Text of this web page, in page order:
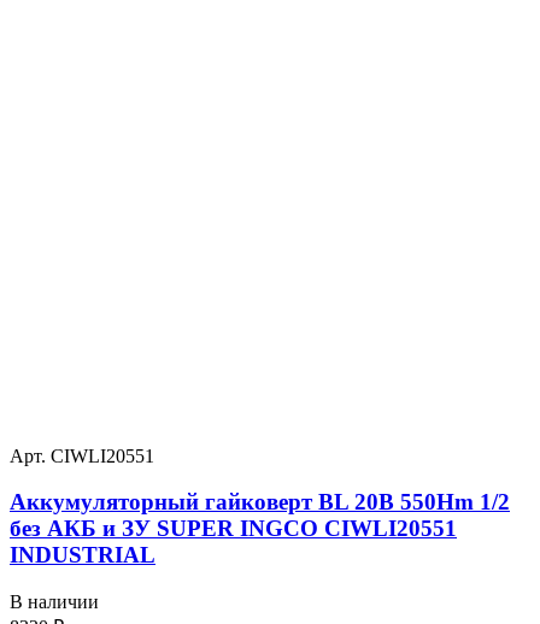
Арт. CIWLI20551
Аккумуляторный гайковерт BL 20В 550Hm 1/2
без АКБ и ЗУ SUPER INGCO CIWLI20551
INDUSTRIAL
В наличии